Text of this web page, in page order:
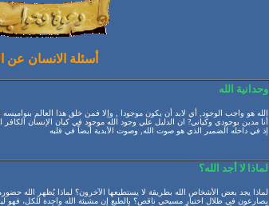
أسئلة الانسان عن
وحدانية الله
الله هو واجب الوجود, أي لابد أن يكون موجودا , وإلا فمن خلق هذا العالم بنواميسه
أنا مدين بوجودي وكياني? ان الدليل علي وجود الله موجود في كيان الإنسان الكافر
إذ في داخله الضمير الذي هو صوت الله, وصوت الأبدية أيضاً في قلبه
لماذا لا أجد الله؟
لماذا يجد بعض الأشخاص الله بطريقة لا يستطيعها الآخرون؟ لماذا يُظهر الله
يصارعون في ظلال اختبارٍ مسيحيٍ ناقص؟ بالطبع إن مشيئة الله واحدة للكل،